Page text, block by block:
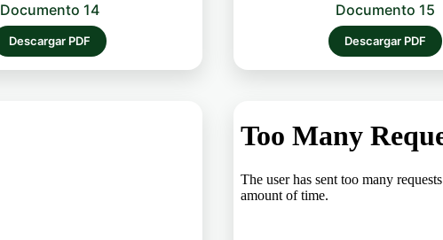
Documento 14
Descargar PDF
Documento 15
Descargar PDF